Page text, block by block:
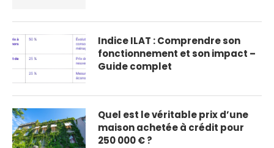
Indice ILAT : Comprendre son
fonctionnement et son impact –
Guide complet
Quel est le véritable prix d’une
maison achetée à crédit pour
250 000 € ?